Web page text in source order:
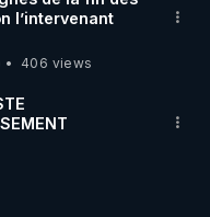
l’intervenant
406 views